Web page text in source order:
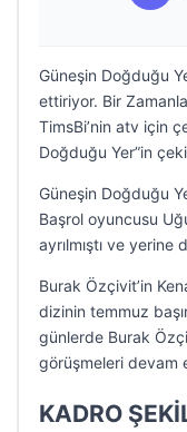
Güneşin Doğduğu
ettiriyor. Bir
TimsBi’nin atv için
Doğduğu Yer”in
Güneşin Doğduğu
Başrol oyuncusu
ayrılmıştı ve
Burak Özçivit’in
dizinin temmuz
günlerde Burak
görüşmeleri devam
KADRO